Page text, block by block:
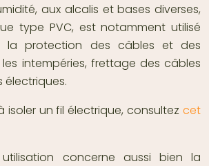
aux alcalis et bases diverses,
type PVC, est notamment utilisé
la protection des câbles et des
intempéries, frettage des câbles
électriques.
isoler un fil électrique, consultez cet
concerne aussi bien la